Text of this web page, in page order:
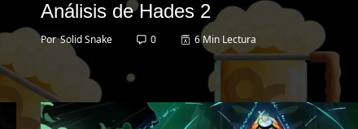
Análisis de Hades 2
Por Solid Snake 0 6 Min Lectura